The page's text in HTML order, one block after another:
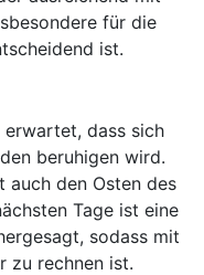
für die
ist.
dass sich
beruhigen wird.
auch den Osten des
Tage ist eine
sodass mit
zu rechnen ist.